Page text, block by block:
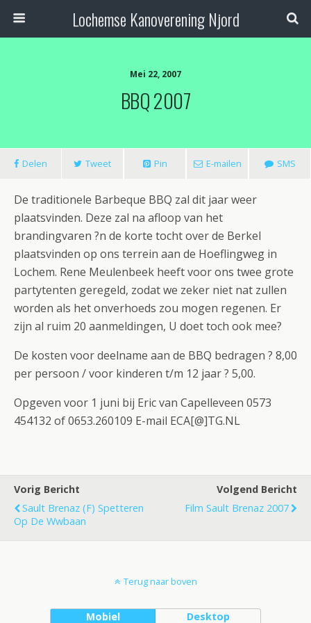
Lochemse Kanoverening Njord
Mei 22, 2007
BBQ 2007
Delen Tweet Pin E-mailen SMS
De traditionele Barbeque BBQ zal dit jaar weer
plaatsvinden. Deze zal na afloop van het
brandingvaren ?n de korte tocht over de Berkel
plaatsvinden op ons terrein aan de Hoeflingweg in
Lochem. Rene Meulenbeek heeft voor ons twee grote
partytenten geregeld, zodat we zeker niet nat zullen
worden als het onverhoeds zou mogen regenen. Er
zijn al ruim 20 aanmeldingen, U doet toch ook mee?
De kosten voor deelname aan de BBQ bedragen ? 8,00
per persoon / voor kinderen t/m 12 jaar ? 5,00.
Opgeven voor 1 juni bij Eric van Capelleveen 0573
454132 of 0653.260109 E-mail ECA[@]TG.NL
Vorig Bericht
Sault Brenaz (F) Spetteren
Op De Wwbaan
Volgend Bericht
Film Sault Brenaz 2007
Terug naar boven
Mobiel Desktop